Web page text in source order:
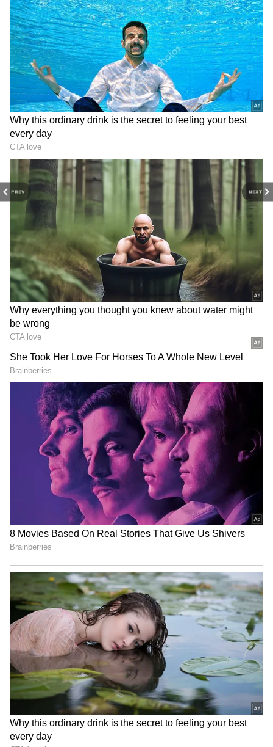
PREV NEXT
చెబుతున్నారు. దాదాపు ఒకే వయసు వాళ్లు కాబట్టి కలిసి
తప్పులు చేస్తారు, కలిసి సంతోషంగా జీవిస్తారు. అందుకే పెళ్లి
చేసుకునేటప్పుడు వయసు తేడాను తప్పకుండా
పరిగణనలోకి తీసుకోవాలి.
Related Articles
Necklace: మెడలో రంగురంగుల రాళ్ల నెక్లెస్.. డిజైన్స్
iPhone Price: ఈ దేశాల్లో ఐఫోన్ చాలా చీప్.. వెళితే
ఓ రెండు మూడు కొని తెచ్చుకోండి
Image Credit : StockPhoto
వయసు తేడా ఎక్కువంటే..
భర్త వయసులో చాలా పెద్దవాడు, భార్య చిన్న వయసు
అయితే ఆ పెళ్లి బంధం ఎక్కువ కాలం నిలవదు. వయసులో
పెద్ద తేడా ఉంటే దంపతుల మధ్య అవగాహన ఉండదు.
ఇది సజావుగా సాగే వైవాహిక జీవితానికి అడ్డంకిగా
మారుతుంది.భార్యాభర్తల మధ్య 3 నుంచి 5 ఏళ్ల వయసు
తేడా ఉంటే మంచిదే. అయితే,కొన్నిసార్లు ఈ వయసు తేడా
10 నుంచి 15 ఏళ్ల వరకు కూడా ఉంటుంది. అది ఏమాత్రం